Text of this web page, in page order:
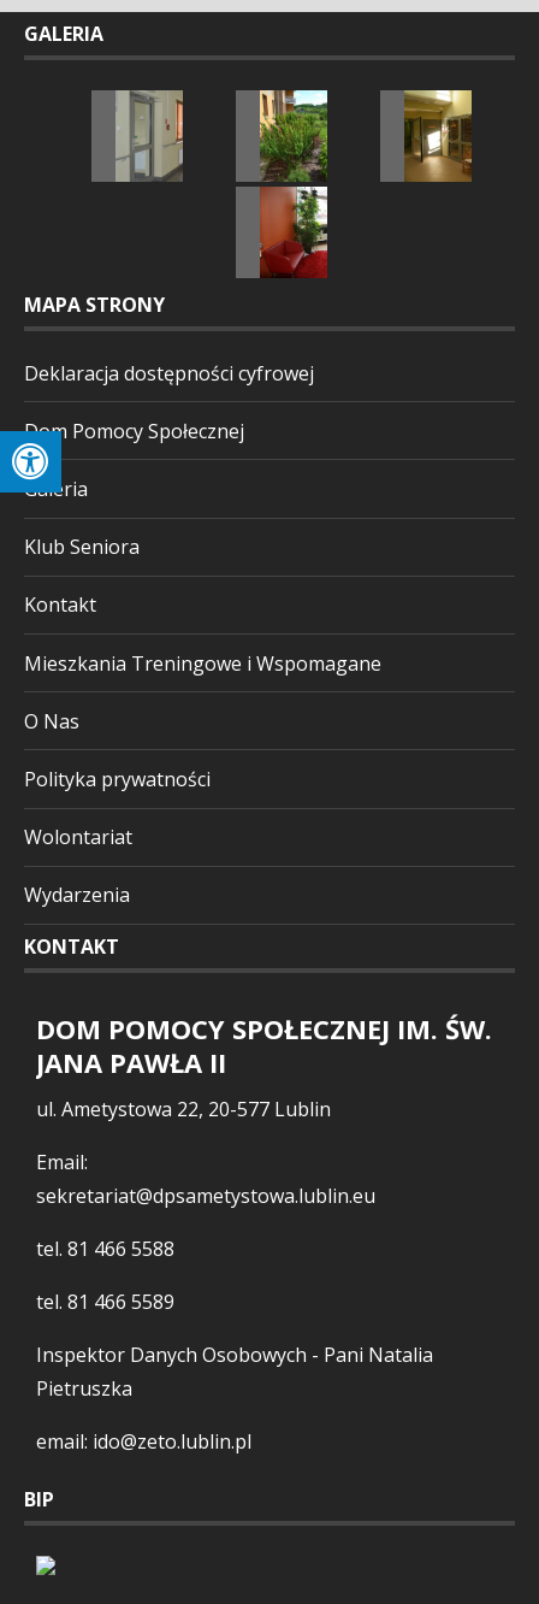
GALERIA
MAPA STRONY
Deklaracja dostępności cyfrowej
Dom Pomocy Społecznej
Galeria
Klub Seniora
Kontakt
Mieszkania Treningowe i Wspomagane
O Nas
Polityka prywatności
Wolontariat
Wydarzenia
KONTAKT
DOM POMOCY SPOŁECZNEJ IM. ŚW.
JANA PAWŁA II
ul. Ametystowa 22, 20-577 Lublin
Email:
sekretariat@dpsametystowa.lublin.eu
tel. 81 466 5588
tel. 81 466 5589
Inspektor Danych Osobowych - Pani Natalia
Pietruszka
email: ido@zeto.lublin.pl
BIP